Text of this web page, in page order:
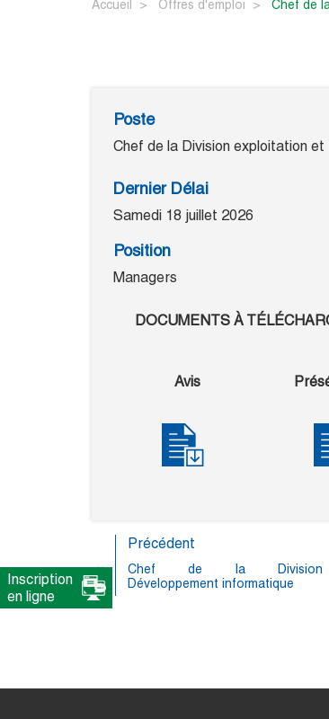
Accueil Offres d'emploi chef de
Poste
Chef de la Division exploitation et
Dernier Délai
Samedi 18 juillet 2026
Position
Managers
DOCUMENTS À
Avis
Chef de la Division
Développement informatique
Précédent
Inscription
en ligne